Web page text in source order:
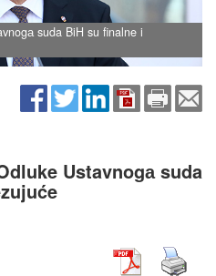
suda BiH su finalne i
Ustavnogа suda